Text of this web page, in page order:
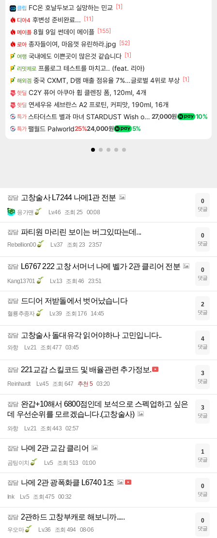
클립 FC온 호날두보고 실망하는 민교 [1]
디아4 후변성 준비완료... [11]
메이플 8월 9일 썬데이 메이플 [155]
로아 종자들이여, 마음껏 유린하라.jpg [52]
여행 국내에도 이쁜곳이 많은것 같습니다 [1]
리밋제로 프롤로그 테스트를 마치고.. (feat. 리아)
해외겜 중국 CXMT, D램 매출 점유율 7%…글로벌 4위로 부상 [1]
핫딜 C2Y 퓨어 아쿠아 휩 클렌징 폼, 120ml, 4개
핫딜 연세우유 세브란스 A2 프로틴, 커피맛, 190ml, 16개
특가 스타더스트 별과 마녀 STARDUST Wish of Witch 27,000원 10%
특가 팰월드 Palworld25%24,000원 5%
잡담 고창술사 L7244 나메1관 전분
응가맨 Lv.46 조회 25 00:08
0
댓글
잡담 파티원 마리린 보이는 버그있따는데...
Rebellion00 Lv.37 조회 23 23:57
0
댓글
잡담 L6767 222 고창 서머너 나메 벨가 2관 클리어 전분
Kang13701 Lv.13 조회 46 23:51
0
댓글
잡담 드디어 저받돌에서 벗어났습니다
혈룡추종자 Lv.39 조회 176 14:45
2
댓글
잡담 고창술사 돌대유각 읽어야하나 고민입니다..
와항 Lv.21 조회 477 03:45
4
댓글
잡담 221교감 스킬코드 및 배율관련 추가정보.
Reinhardt Lv.45 조회 647 추천 5 03:20
3
댓글
잡담 완갑+10해서 6800점인데 보석으로 스펙업하고 싶은
데 우선순위를 모르겠습니다.(고창술사)
와항 Lv.21 조회 443 02:57
3
댓글
잡담 나메 2관 교감 클리어
곰팅이치 Lv.5 조회 513 01:00
1
댓글
잡담 나메 2관 광폭화클 L6740 1조
Ink Lv.5 조회 475 00:32
0
댓글
잡담 2관하드 고창부캐로 해보니까.....
우오마 Lv.36 조회 494 08-06
0
댓글